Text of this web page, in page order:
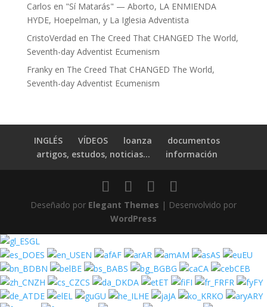
Carlos en "Sí Matarás" — Aborto, LA ENMIENDA
HYDE, Hoepelman, y La Iglesia Adventista
CristoVerdad en The Creed That CHANGED The World,
Seventh-day Adventist Ecumenism
Frankyen The Creed That CHANGED The World,
Seventh-day Adventist Ecumenism
INGLÉS VÍDEOS loanza
documentos
artigos, estudos, noticias...
información
Deseñado por Elegant Themes | Desenvolvido por
WordPress
GL
ES
EN AF AR AM AS
EU
BN
BE BS BG CA
CEB
ZH
CS DA ET FI FR
FY
DE
EL GU HE JA KO
ARY